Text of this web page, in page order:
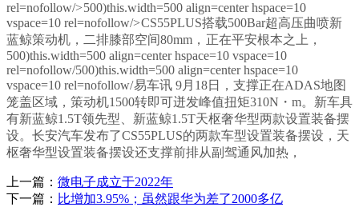
rel=nofollow/>500)this.width=500 align=center hspace=10
vspace=10 rel=nofollow/>CS55PLUS搭载500Bar超高压曲喷新
蓝鲸策动机，二排膝部空间80mm， 正在平安根本之上，
500)this.width=500 align=center hspace=10 vspace=10
rel=nofollow/500)this.width=500 align=center hspace=10
vspace=10 rel=nofollow/易车讯 9月18日，支撑正在ADAS地图
笼盖区域，策动机1500转即可迸发峰值扭矩310N・m。新车具
有新蓝鲸1.5T领先型、新蓝鲸1.5T天枢奢华型两款设置装备摆
设。长安汽车发布了CS55PLUS的两款车型设置装备摆设，天
枢奢华型设置装备摆设还支撑前排从副驾通风加热，
上一篇： 微电子成立于2022年
下一篇： 比增加3.95%；虽然跟华为差了2000多亿